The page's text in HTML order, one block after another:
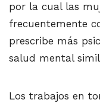
por la cual las
frecuentemente
prescribe más
salud mental
Los trabajos en